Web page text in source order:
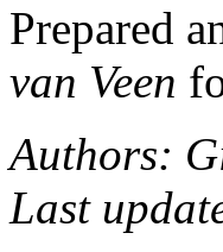
Prepared
van Veen
Authors:
Last